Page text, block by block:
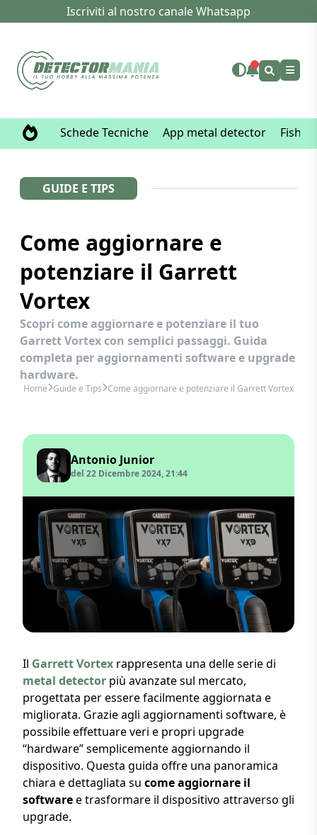
Iscriviti al nostro canale Whatsapp
Schede Tecniche App metal detector Fisher
GUIDE E TIPS
Come aggiornare e
potenziare il Garrett
Vortex
Scopri come aggiornare e potenziare il tuo
Garrett Vortex con semplici passaggi. Guida
completa per aggiornamenti software e upgrade
hardware.
Home Guide e Tips Come aggiornare e potenziare il Garrett Vortex
Antonio Junior
del 22 Dicembre 2024, 21:44
Il Garrett Vortex rappresenta una delle serie di
metal detector più avanzate sul mercato,
progettata per essere facilmente aggiornata e
migliorata. Grazie agli aggiornamenti software, è
possibile effettuare veri e propri upgrade
“hardware” semplicemente aggiornando il
dispositivo. Questa guida offre una panoramica
chiara e dettagliata su come aggiornare il
softwaree trasformare il dispositivo attraverso gli
upgrade.